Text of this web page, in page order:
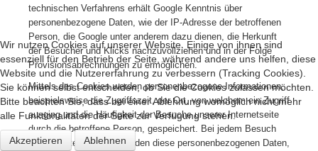
technischen Verfahrens erhält Google Kenntnis über
personenbezogene Daten, wie der IP-Adresse der betroffenen
Person, die Google unter anderem dazu dienen, die Herkunft
der Besucher und Klicks nachzuvollziehen und in der Folge
Provisionsabrechnungen zu ermöglichen.
Mittels des Cookies werden personenbezogene Informationen,
beispielsweise die Zugriffszeit, der Ort, von welchem ein Zugriff
ausging und die Häufigkeit der Besuche unserer Internetseite
durch die betroffene Person, gespeichert. Bei jedem Besuch
unserer Internetseiten werden diese personenbezogenen Daten,
Wir nutzen Cookies auf unserer Website. Einige von ihnen sind
essenziell für den Betrieb der Seite, während andere uns helfen, diese
Website und die Nutzererfahrung zu verbessern (Tracking Cookies).
Sie können selbst entscheiden, ob Sie die Cookies zulassen möchten.
Bitte beachten Sie, dass bei einer Ablehnung womöglich nicht mehr
alle Funktionalitäten der Seite zur Verfügung stehen.
Akzeptieren Ablehnen